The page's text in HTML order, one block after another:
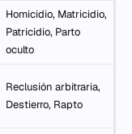
Homicidio, Matricidio,
Patricidio, Parto
oculto
Reclusión arbitraria,
Destierro, Rapto